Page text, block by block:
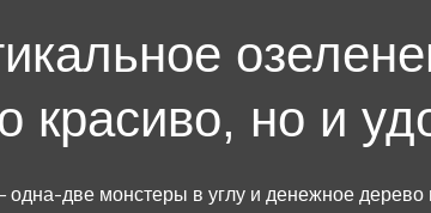
красиво, но и
одна-две монстеры в углу и денежное дерево